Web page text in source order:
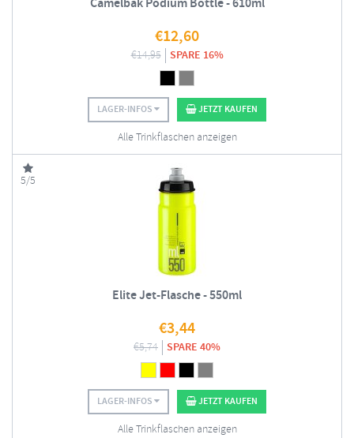
Camelbak Podium Bottle - 610ml
€12,60
€14,95 SPARE 16%
LAGER-INFOS JETZT KAUFEN
Alle Trinkflaschen anzeigen
5/5
Elite Jet-Flasche - 550ml
€3,44
€5,74 SPARE 40%
LAGER-INFOS JETZT KAUFEN
Alle Trinkflaschen anzeigen